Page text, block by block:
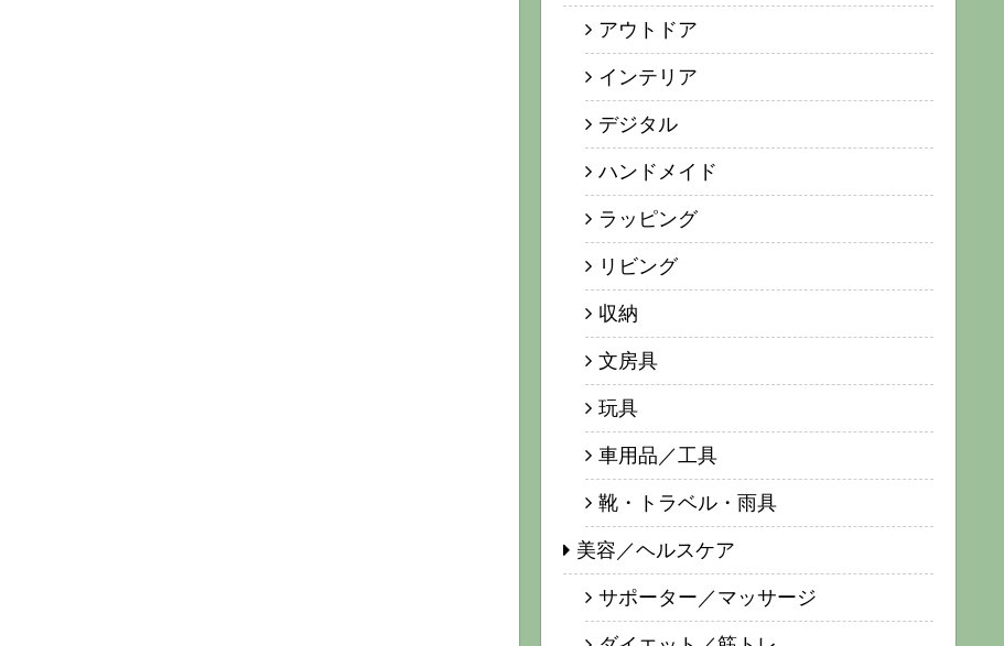
アウトドア
インテリア
デジタル
ハンドメイド
ラッピング
リビング
収納
文房具
玩具
車用品／工具
靴・トラベル・雨具
美容／ヘルスケア
サポーター／マッサージ